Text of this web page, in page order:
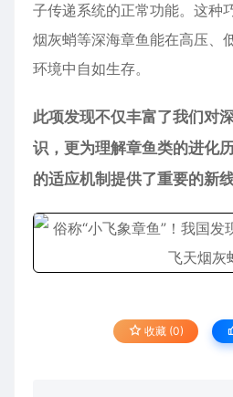
子传递系统的正常功能。这种
烟灰蛸等深海章鱼能在高压、
环境中自如生存。
此项发现不仅丰富了我们对
识，更为理解章鱼类的进化
的适应机制提供了重要的新线
收藏 (0)